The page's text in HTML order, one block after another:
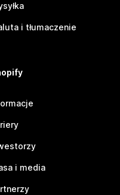
i tłumaczenie
i media